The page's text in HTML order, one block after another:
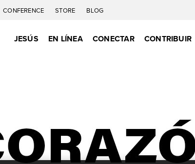
CONFERENCE STORE BLOG
JESÚS EN LÍNEA CONECTAR CONTRIBUIR